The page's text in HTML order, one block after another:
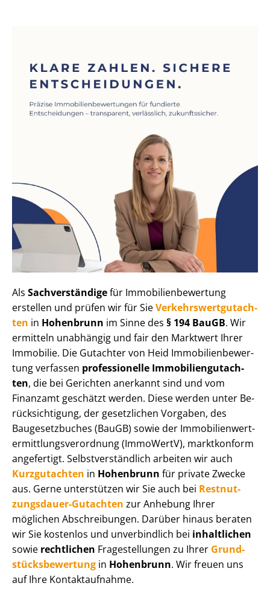
Als Sachverständigefür Im­mo­bi­li­en­be­wer­tung
erstellen und prüfen wir für SieVer­kehrs­wert­gut­ach­
ten in Hohenbrunn im Sinne des § 194 BauGB. Wir
ermitteln unabhängig und fair den Marktwert Ihrer
Immobilie. Die Gutachter von Heid Im­mo­bi­li­en­be­wer­
tung verfassen professionelle Im­mo­bi­li­en­gut­ach­
ten, die bei Gerichten anerkannt sind und vom
Finanzamt geschätzt werden. Diese werden unter Be­
rück­sich­ti­gung, der gesetzlichen Vorgaben, des
Baugesetzbuches (BauGB) sowie der Im­mo­bi­li­en­wert­
ermitt­lungs­ver­ord­nung (ImmoWertV), marktkonform
angefertigt. Selbst­ver­ständ­lich arbeiten wir auch
Kurzgutachten in Hohenbrunn für private Zwecke
aus. Gerne unterstützen wir Sie auch bei Rest­nut­
zungs­dau­er-Gutachten zur Anhebung Ihrer
möglichen Abschreibungen. Darüber hinaus beraten
wir Sie kostenlos und unverbindlich bei inhaltlichen
sowie rechtlichen Fragestellungen zu Ihrer Grund­
stücks­be­wer­tung in Hohenbrunn. Wir freuen uns
auf Ihre Kontaktaufnahme.